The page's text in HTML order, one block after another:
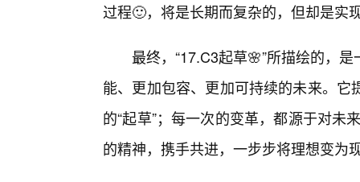
过程🙂，将是长期而复杂的，但却是实
最终，“17.C3起草🌸”所描绘的，
能、更加包容、更加可持续的未来。
的“起草”；每一次的变革，都源于对未
的精神，携手共进，一步步将理想变为